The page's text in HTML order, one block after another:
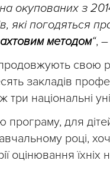
окупованих з
які погодяться
методом“,
свою
закладів
три національні
для
році,
оцінювання